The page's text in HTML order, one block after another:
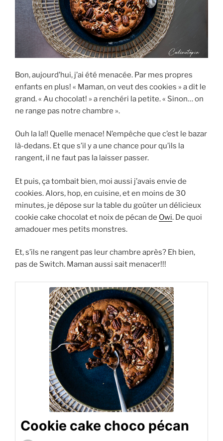
Bon, aujourd’hui, j’ai été menacée. Par mes propres
enfants en plus! « Maman, on veut des cookies » a dit le
grand. « Au chocolat! » a renchéri la petite. « Sinon… on
ne range pas notre chambre ».
Ouh la la!! Quelle menace! N’empêche que c’est le bazar
là-dedans. Et que s’il y a une chance pour qu’ils la
rangent, il ne faut pas la laisser passer.
Et puis, ça tombait bien, moi aussi j’avais envie de
cookies. Alors, hop, en cuisine, et en moins de 30
minutes, je dépose sur la table du goûter un délicieux
cookie cake chocolat et noix de pécan de Owi. De quoi
amadouer mes petits monstres.
Et, s’ils ne rangent pas leur chambre après? Eh bien,
pas de Switch. Maman aussi sait menacer!!!
Cookie cake choco pécan